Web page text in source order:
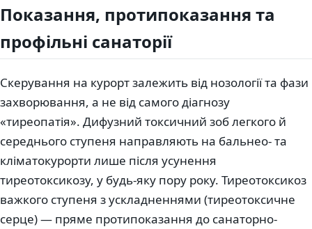
Показання, протипоказання та
профільні санаторії
Скерування на курорт залежить від нозології та фази
захворювання, а не від самого діагнозу
«тиреопатія». Дифузний токсичний зоб легкого й
середнього ступеня направляють на бальнео- та
кліматокурорти лише після усунення
тиреотоксикозу, у будь-яку пору року. Тиреотоксикоз
важкого ступеня з ускладненнями (тиреотоксичне
серце) — пряме протипоказання до санаторно-